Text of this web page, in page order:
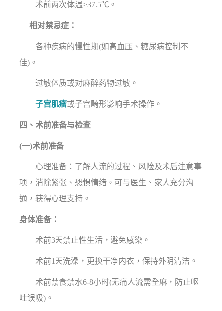
术前两次体温≥37.5℃。
相对禁忌症：
各种疾病的慢性期(如高血压、糖尿病控制不
佳)。
过敏体质或对麻醉药物过敏。
子宫肌瘤或子宫畸形影响手术操作。
四、术前准备与检查
(一)术前准备
心理准备：了解人流的过程、风险及术后注意事
项，消除紧张、恐惧情绪。可与医生、家人充分沟
通，获得心理支持。
身体准备：
术前3天禁止性生活，避免感染。
术前1天洗澡，更换干净内衣，保持外阴清洁。
术前禁食禁水6-8小时(无痛人流需全麻，防止呕
吐误吸)。